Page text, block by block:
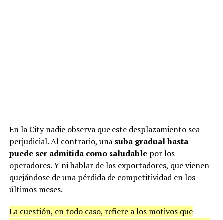
En la City nadie observa que este desplazamiento sea
perjudicial. Al contrario, una suba gradual hasta
puede ser admitida como saludablepor los
operadores. Y ni hablar de los exportadores, que vienen
quejándose de una pérdida de competitividad en los
últimos meses.
La cuestión, en todo caso, refiere a los motivos que